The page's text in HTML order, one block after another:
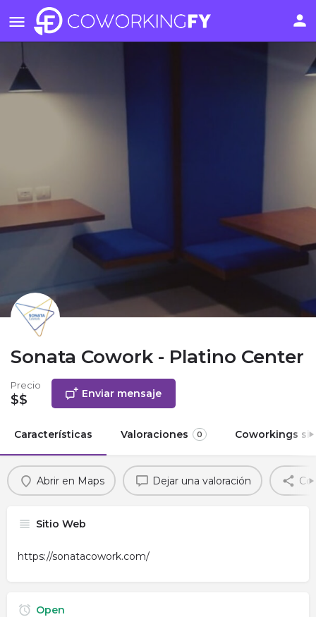
Sonata Cowork - Platino Center
Precio
$$ Enviar mensaje
Características Valoraciones 0 Coworkings
Abrir en Maps Dejar una valoración
Sitio Web
https://sonatacowork.com/
Open